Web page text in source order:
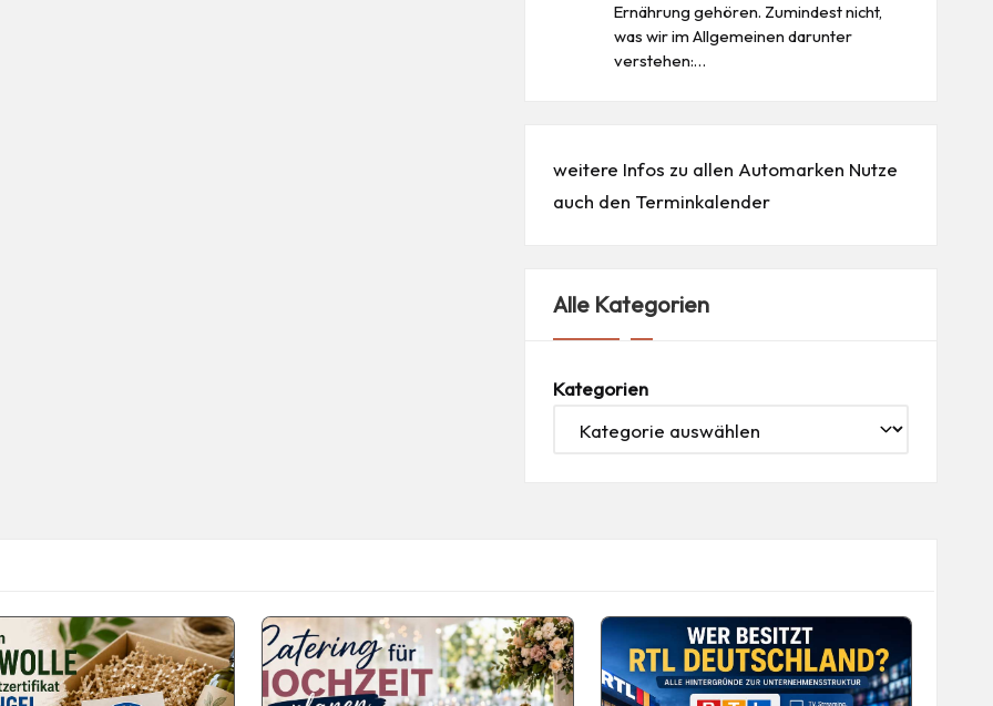
Ernährung gehören. Zumindest nicht,
was wir im Allgemeinen darunter
verstehen:…
weitere Infos zu allen Automarken Nutze
auch den Terminkalender
Alle Kategorien
Kategorien